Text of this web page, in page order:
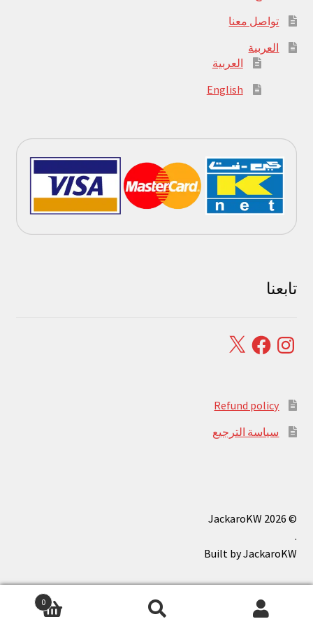
تواصل معنا
العربية
العربية
English
تابعنا
Instagram
Facebook
X
Refund policy
سياسة الترجيع
© JackaroKW 2026
.
0